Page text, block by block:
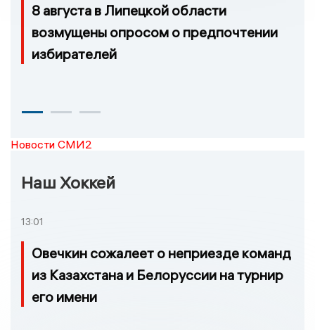
8 августа в Липецкой области
возмущены опросом о предпочтении
избирателей
Новости СМИ2
Наш Хоккей
13:01
Овечкин сожалеет о неприезде команд
из Казахстана и Белоруссии на турнир
его имени